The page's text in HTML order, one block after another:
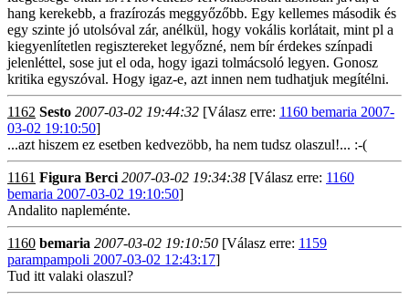
hang kerekebb, a frazírozás meggyőzőbb. Egy kellemes második és
egy szinte jó utolsóval zár, anélkül, hogy vokális korlátait, mint pl a
kiegyenlítetlen regisztereket legyőzné, nem bír érdekes színpadi
jelenléttel, sose jut el oda, hogy igazi tolmácsoló legyen. Gonosz
kritika egyszóval. Hogy igaz-e, azt innen nem tudhatjuk megítélni.
1162 Sesto 2007-03-02 19:44:32 [Válasz erre: 1160 bemaria 2007-
03-02 19:10:50]
...azt hiszem ez esetben kedvezöbb, ha nem tudsz olaszul!... :-(
1161 Figura Berci 2007-03-02 19:34:38 [Válasz erre: 1160
bemaria 2007-03-02 19:10:50]
Andalito napleménte.
1160 bemaria 2007-03-02 19:10:50 [Válasz erre: 1159
parampampoli 2007-03-02 12:43:17]
Tud itt valaki olaszul?